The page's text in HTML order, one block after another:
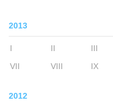
2013
I II III
VII
VIII IX
2012